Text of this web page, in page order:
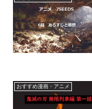
おすすめ漫画・アニメ